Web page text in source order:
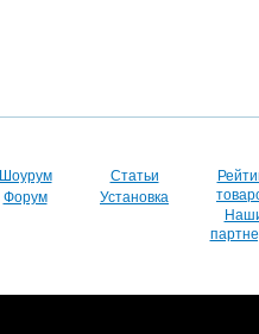
Шоурум
Форум
Статьи
Установка